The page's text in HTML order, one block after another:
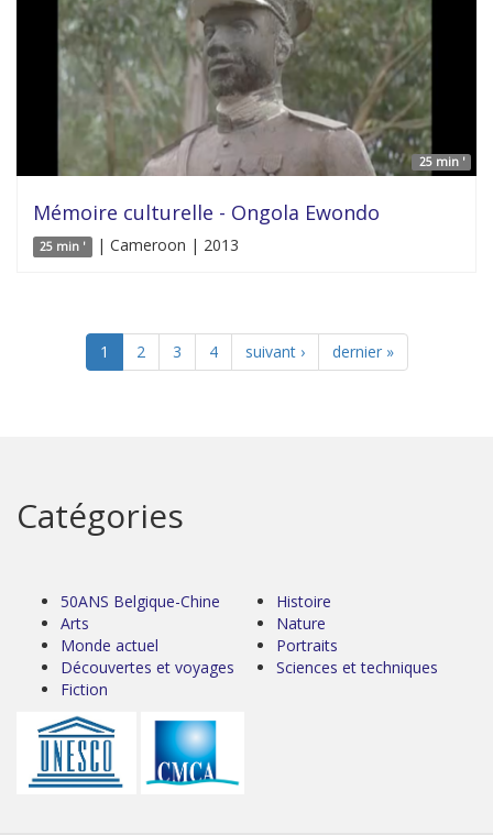
25 min '
Mémoire culturelle - Ongola Ewondo
25 min ' | Cameroon | 2013
1 2 3 4 suivant › dernier »
Catégories
50ANS Belgique-Chine
Arts
Monde actuel
Découvertes et voyages
Fiction
Histoire
Nature
Portraits
Sciences et techniques